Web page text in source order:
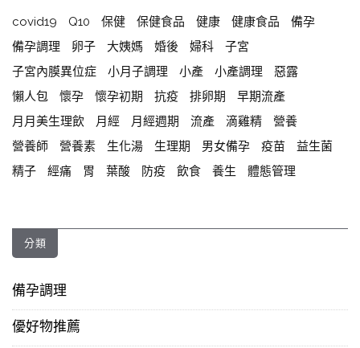
covid19 Q10 保健 保健食品 健康 健康食品
備孕
備孕調理
卵子 大姨媽 婚後 婦科
子宮
子宮內膜異位症
小月子調理 小產 小產調理
惡露
懶人包
懷孕 懷孕初期 抗疫 排卵期
早期流產
月月美生理飲
月經 月經週期 流產 滴雞精
營養
營養師
營養素 生化湯 生理期 男女備孕 疫苗
益生菌
精子
經痛 胃 葉酸 防疫 飲食 養生 體態管理
分類
備孕調理
優好物推薦